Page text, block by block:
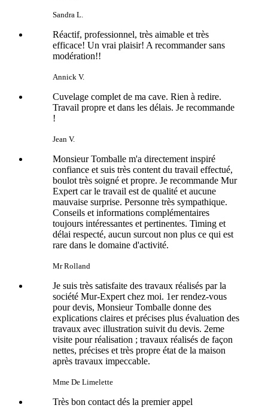
Sandra L.
Réactif, professionnel, très aimable et très
efficace! Un vrai plaisir! A recommander sans
modération!!
Annick V.
Cuvelage complet de ma cave. Rien à redire.
Travail propre et dans les délais. Je recommande
!
Jean V.
Monsieur Tomballe m'a directement inspiré
confiance et suis très content du travail effectué,
boulot très soigné et propre. Je recommande Mur
Expert car le travail est de qualité et aucune
mauvaise surprise. Personne très sympathique.
Conseils et informations complémentaires
toujours intéressantes et pertinentes. Timing et
délai respecté, aucun surcout non plus ce qui est
rare dans le domaine d'activité.
Mr Rolland
Je suis très satisfaite des travaux réalisés par la
société Mur-Expert chez moi. 1er rendez-vous
pour devis, Monsieur Tomballe donne des
explications claires et précises plus évaluation des
travaux avec illustration suivit du devis. 2eme
visite pour réalisation ; travaux réalisés de façon
nettes, précises et très propre état de la maison
après travaux impeccable.
Mme De Limelette
Très bon contact dés la premier appel